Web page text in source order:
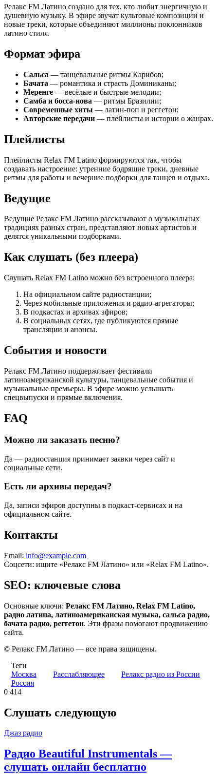
Релакс FM Латино создано для тех, кто любит энергичную и
душевную музыку. В эфире звучат культовые композиции и
новые треки, которые объединяют миллионы поклонников
латино стиля.
Формат эфира
Сальса — танцевальные ритмы Карибов;
Бачата — романтика и страсть Доминиканы;
Меренге — весёлые и быстрые мелодии;
Самба и босса‑нова — ритмы Бразилии;
Современные хиты — латин‑поп и реггетон;
Авторские передачи — плейлисты и истории о жанрах.
Плейлисты
Плейлисты Relax FM Latino формируются так, чтобы
создавать настроение: утренние бодрящие треки, дневные
ритмы для работы и вечерние подборки для танцев и отдыха.
Ведущие
Ведущие Релакс FM Латино рассказывают о музыкальных
традициях разных стран, представляют новых артистов и
делятся уникальными подборками.
Как слушать (без плеера)
Слушать Relax FM Latino можно без встроенного плеера:
На официальном сайте радиостанции;
Через мобильные приложения и радио‑агрегаторы;
В подкастах и архивах эфиров;
В социальных сетях, где публикуются прямые
трансляции и анонсы.
События и новости
Релакс FM Латино поддерживает фестивали
латиноамериканской культуры, танцевальные события и
музыкальные премьеры. В эфире можно услышать
спецвыпуски и прямые включения.
FAQ
Можно ли заказать песню?
Да — радиостанция принимает заявки через сайт и
социальные сети.
Есть ли архивы передач?
Да, записи эфиров доступны в подкаст‑сервисах и на
официальном сайте.
Контакты
Email: info@example.com
Соцсети: ищите «Релакс FM Латино» или «Relax FM Latino».
SEO: ключевые слова
Основные ключи: Релакс FM Латино, Relax FM Latino,
радио латина, латиноамериканская музыка, сальса радио,
бачата радио, реггетон. Эти фразы помогают продвижению
сайта.
© Релакс FM Латино — все права защищены.
Теги
Москва
Расслабляющее
Релакс радио из России
Россия
0 414
Слушать следующую
Джаз радио
Радио Beautiful Instrumentals —
слушать онлайн бесплатно